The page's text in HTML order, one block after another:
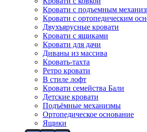
Кровати с подъемным
Кровати с ортопедическим
Двухъярусные кровати
Кровати с ящиками
Кровати для дачи
Диваны из массива
Кровать-тахта
Ретро кровати
В стиле лофт
Кровати семейства Бали
Детские кровати
Подъёмные механизмы
Ортопедическое основание
Ящики